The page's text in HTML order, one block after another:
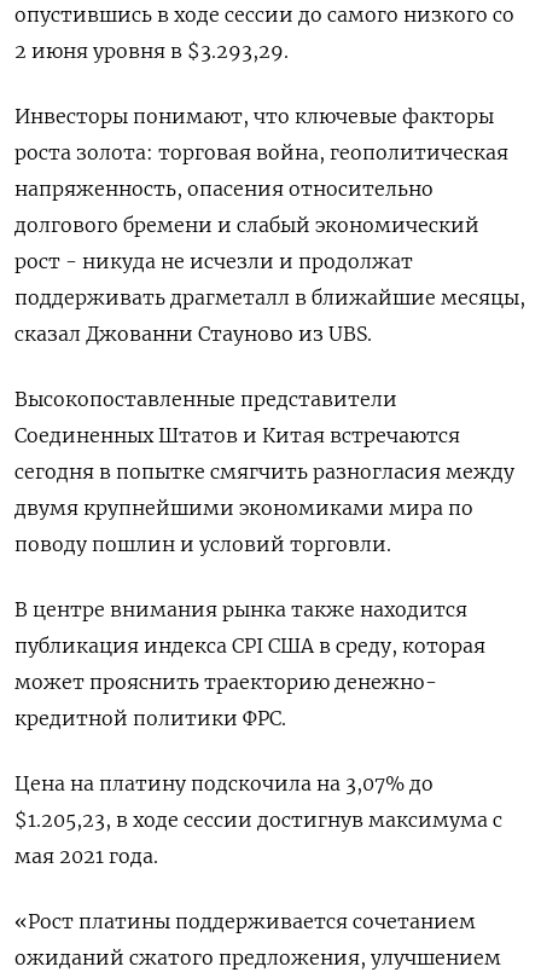
опустившись в ходе сессии до самого низкого со
2 июня уровня в $3.293,29.
Инвесторы понимают, что ключевые факторы
роста золота: торговая война, геополитическая
напряженность, опасения относительно
долгового бремени и слабый экономический
рост - никуда не исчезли и продолжат
поддерживать драгметалл в ближайшие месяцы,
сказал Джованни Стауново из UBS.
Высокопоставленные представители
Соединенных Штатов и Китая встречаются
сегодня в попытке смягчить разногласия между
двумя крупнейшими экономиками мира по
поводу пошлин и условий торговли.
В центре внимания рынка также находится
публикация индекса CPI США в среду, которая
может прояснить траекторию денежно-
кредитной политики ФРС.
Цена на платину подскочила на 3,07% до
$1.205,23, в ходе сессии достигнув максимума с
мая 2021 года.
«Рост платины поддерживается сочетанием
ожиданий сжатого предложения, улучшением